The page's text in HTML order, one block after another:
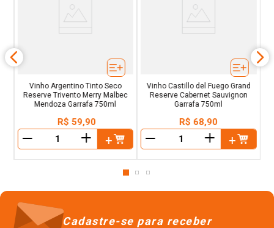
Vinho Argentino Tinto Seco
Reserve Trivento Merry Malbec
Mendoza Garrafa 750ml
R$ 59,90
＋
Vinho Castillo del Fuego Grand
Reserve Cabernet Sauvignon
Garrafa 750ml
R$ 68,90
＋
Cadastre-se para receber